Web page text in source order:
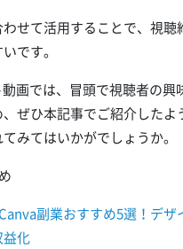
せて活用することで、視聴
です。
画では、冒頭で視聴者の興
ぜひ本記事でご紹介したよ
みてはいかがでしょうか。
副業おすすめ5選！デザ
益化